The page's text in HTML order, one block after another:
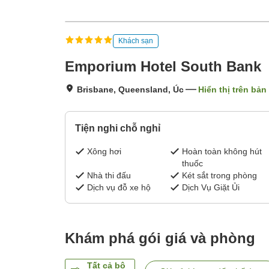
Khách sạn
Emporium Hotel South Bank
Brisbane, Queensland, Úc Hiển thị trên bản
Tiện nghi chỗ nghỉ
Xông hơi
Hoàn toàn không hút
thuốc
Nhà thi đấu
Két sắt trong phòng
Dịch vụ đỗ xe hộ
Dịch Vụ Giặt Ủi
Khám phá gói giá và phòng
Tất cả bộ